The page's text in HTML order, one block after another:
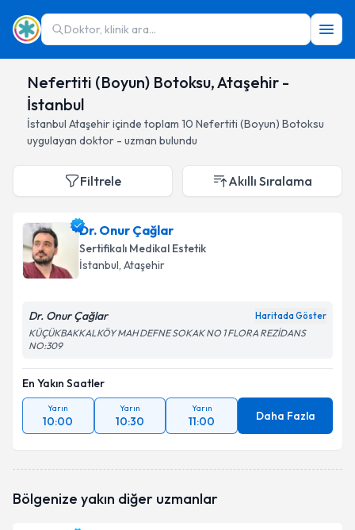
Doktor, klinik ara...
Nefertiti (Boyun) Botoksu, Ataşehir -
İstanbul
İstanbul Ataşehiriçinde toplam 10 Nefertiti (Boyun) Botoksu
uygulayan doktor - uzman bulundu
Filtrele Akıllı Sıralama
Dr. Onur Çağlar
Sertifikalı Medikal Estetik
İstanbul, Ataşehir
Dr. Onur Çağlar Haritada Göster
KÜÇÜKBAKKALKÖY MAH DEFNE SOKAK NO 1 FLORA REZİDANS
NO:309
En Yakın Saatler
Yarın
10:00
Yarın
10:30
Yarın
11:00 Daha Fazla
Bölgenize yakın diğer uzmanlar